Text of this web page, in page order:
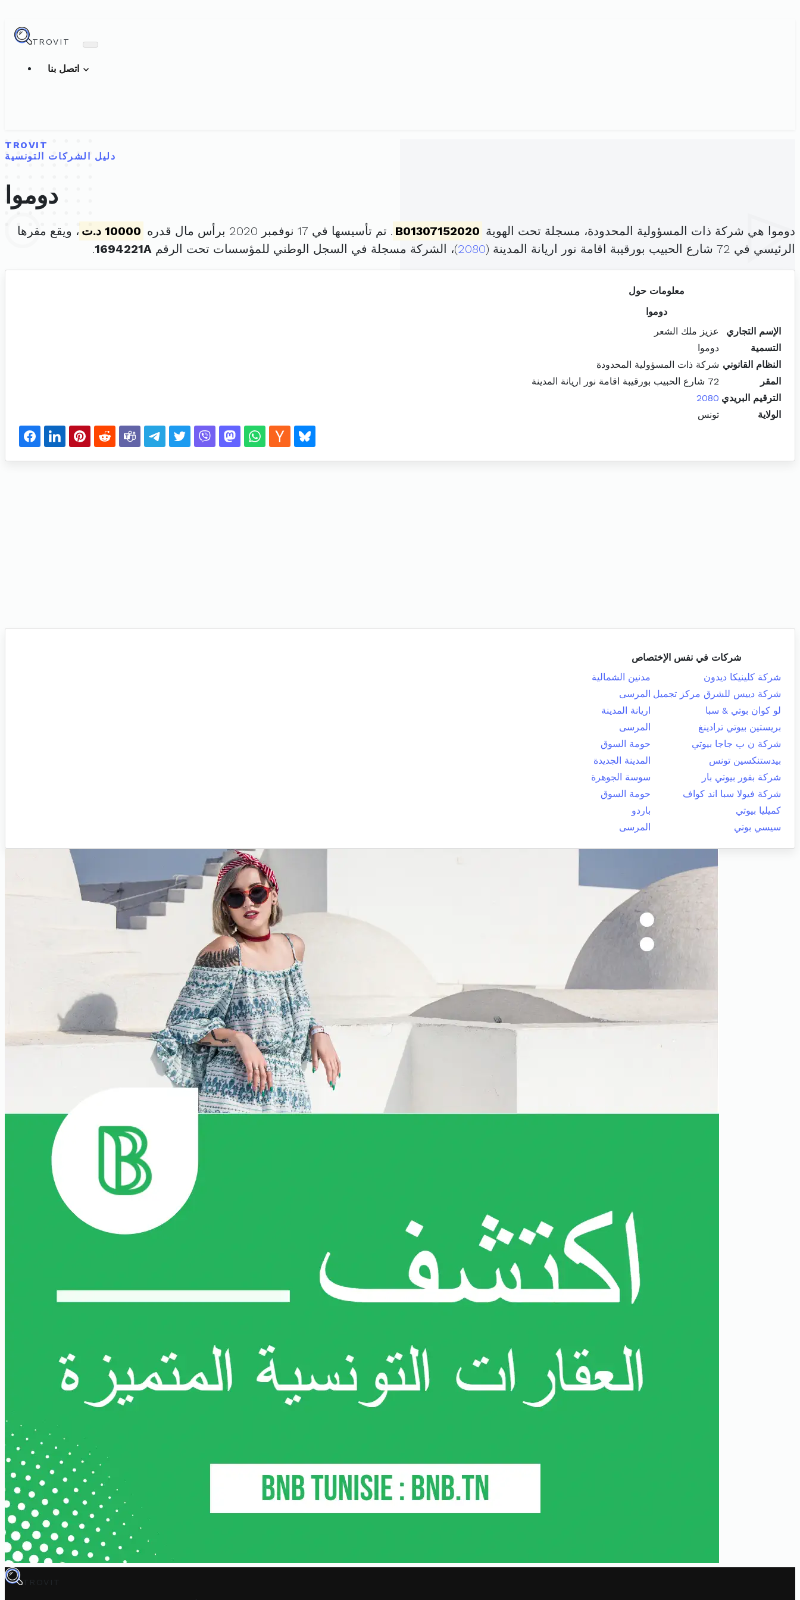
TROVIT
TROVIT
دليل الشركات التونسية
دوموا
دوموا هي شركة ذات المسؤولية المحدودة، مسجلة تحت الهوية B01307152020 . تم تأسيسها في 17 نوفمبر 2020 برأس مال قدره 10000 د.ت
، ويقع مقرها
الرئيسي في 72 شارع الحبيب بورقيبة اقامة نور اريانة المدينة (
2080)، الشركة مسجلة في السجل الوطني للمؤسسات تحت الرقم 1694221A
.
معلومات حول
دوموا
الإسم التجاري
عزيز ملك الشعر
التسمية
دوموا
النظام القانوني شركة ذات المسؤولية المحدودة
المقر
72 شارع الحبيب بورقيبة اقامة نور اريانة المدينة
الترقيم البريدي 2080
الولاية
تونس
شركات في نفس الإختصاص
شركة كلينيكا ديدون
مدنين الشمالية
شركة دييس للشرق مركز تجميل المرسى
لو كوان بوتي & سبا
اريانة المدينة
بريستين بيوتي ترادينغ
المرسى
شركة ن ب جاجا بيوتي
حومة السوق
بيدستنكسين تونس
المدينة الجديدة
شركة بفور بيوتي بار
سوسة الجوهرة
شركة فيولا سبا اند كواف
حومة السوق
كميليا بيوتي
باردو
سيسي بوتي
المرسى
TROVIT